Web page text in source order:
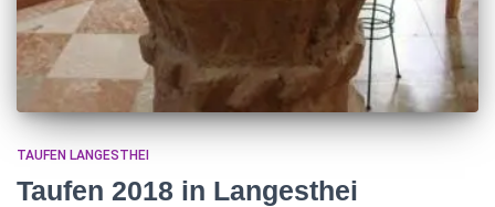
TAUFEN LANGESTHEI
Taufen 2018 in Langesthei